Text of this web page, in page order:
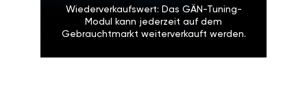
Wiederverkaufswert: Das GÄN-Tuning-
Modul kann jederzeit auf dem
Gebrauchtmarkt weiterverkauft werden.